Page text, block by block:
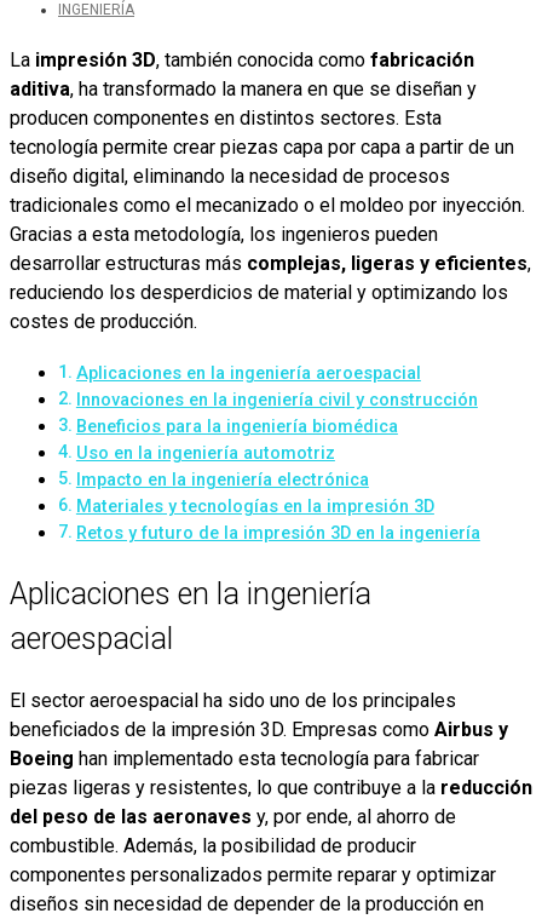
INGENIERÍA
La impresión 3D, también conocida como fabricación
aditiva, ha transformado la manera en que se diseñan y
producen componentes en distintos sectores. Esta
tecnología permite crear piezas capa por capa a partir de un
diseño digital, eliminando la necesidad de procesos
tradicionales como el mecanizado o el moldeo por inyección.
Gracias a esta metodología, los ingenieros pueden
desarrollar estructuras más complejas, ligeras y eficientes,
reduciendo los desperdicios de material y optimizando los
costes de producción.
Aplicaciones en la ingeniería aeroespacial
Innovaciones en la ingeniería civil y construcción
Beneficios para la ingeniería biomédica
Uso en la ingeniería automotriz
Impacto en la ingeniería electrónica
Materiales y tecnologías en la impresión 3D
Retos y futuro de la impresión 3D en la ingeniería
Aplicaciones en la ingeniería
aeroespacial
El sector aeroespacial ha sido uno de los principales
beneficiados de la impresión 3D. Empresas como Airbus y
Boeing han implementado esta tecnología para fabricar
piezas ligeras y resistentes, lo que contribuye a la reducción
del peso de las aeronaves y, por ende, al ahorro de
combustible. Además, la posibilidad de producir
componentes personalizados permite reparar y optimizar
diseños sin necesidad de depender de la producción en